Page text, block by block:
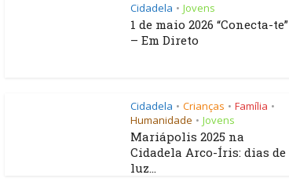
Cidadela • Jovens
1 de maio 2026 “Conecta-te”
– Em Direto
Cidadela • Crianças • Família •
Humanidade • Jovens
Mariápolis 2025 na
Cidadela Arco-Íris: dias de
luz...